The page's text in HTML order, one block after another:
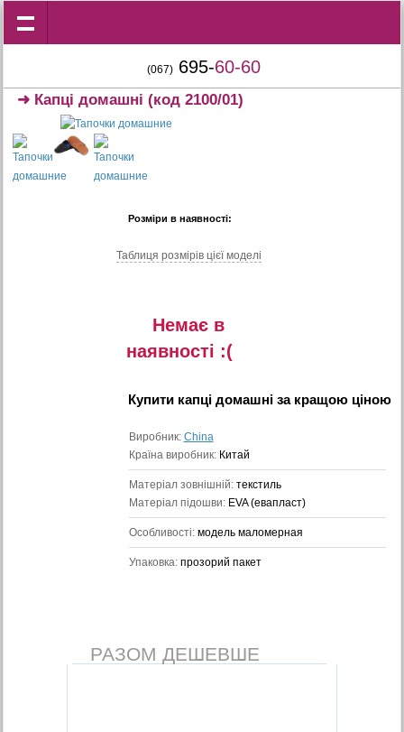
(067) 695-60-60
➜ Капці домашні(код 2100/01)
Розміри в наявності:
Таблиця розмiрiв цiєї моделi
Немає в
наявностi :(
Купити капці домашні за кращою ціною
Виробник: China
Країна виробник: Китай
Матеріал зовнішній: текстиль
Матеріал підошви: EVA (евапласт)
Особливості: модель маломерная
Упаковка: прозорий пакет
РАЗОМ ДЕШЕВШЕ